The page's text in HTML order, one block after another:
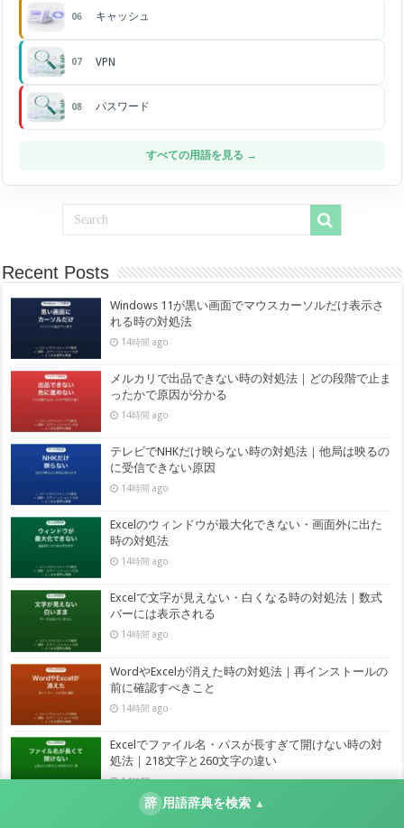
06 キャッシュ
07 VPN
08 パスワード
すべての用語を見る →
Recent Posts
Windows 11が黒い画面でマウスカーソルだけ表示さ
れる時の対処法
14時間 ago
メルカリで出品できない時の対処法｜どの段階で止ま
ったかで原因が分かる
14時間 ago
テレビでNHKだけ映らない時の対処法｜他局は映るの
に受信できない原因
14時間 ago
Excelのウィンドウが最大化できない・画面外に出た
時の対処法
14時間 ago
Excelで文字が見えない・白くなる時の対処法｜数式
バーには表示される
14時間 ago
WordやExcelが消えた時の対処法｜再インストールの
前に確認すべきこと
14時間 ago
Excelでファイル名・パスが長すぎて開けない時の対
処法｜218文字と260文字の違い
14時間 ago
Outlookでメールが表示されないのに検索すると出て
辞 用語辞典を検索 ▲